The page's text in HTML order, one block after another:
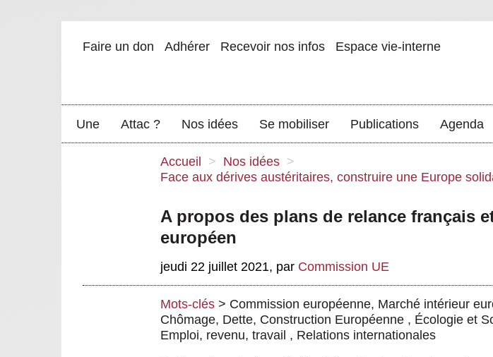
Faire un don Adhérer Recevoir nos infos Espace vie-interne
Une Attac ? Nos idées Se mobiliser Publications Agenda
Accueil > Nos idées >
Face aux dérives austéritaires, construire une Europe
A propos des plans de relance français
européen
jeudi 22 juillet 2021, par Commission UE
Mots-clés > Commission européenne, Marché intérieur
Chômage, Dette, Construction Européenne , Écologie et
Emploi, revenu, travail , Relations internationales